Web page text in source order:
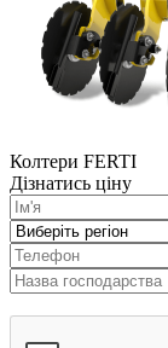
Колтери FERTI
Дізнатись ціну